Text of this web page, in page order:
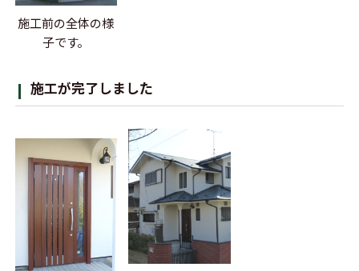
施工前の全体の様
子です。
施工が完了しました